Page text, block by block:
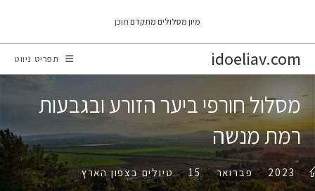
content
מיון מסלולים מתקדם תוכן
idoeliav.com תפריט ניווט
מסלול חורפי ביער הזורע ובגבעות
רמת מנשה
>
2023
> פברואר >
15
> טיולים בצפון הארץ